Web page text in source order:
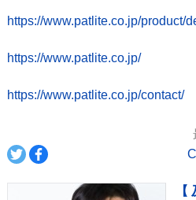
https://www.patlite.co.jp/product/
https://www.patlite.co.jp/
https://www.patlite.co.jp/contact/